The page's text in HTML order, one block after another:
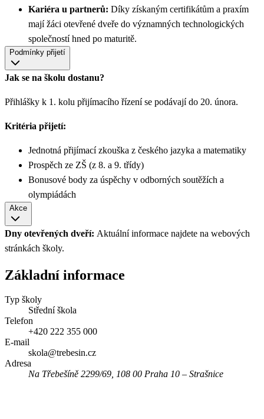
Kariéra u partnerů: Díky získaným certifikátům a praxím
mají žáci otevřené dveře do významných technologických
společností hned po maturitě.
Podmínky přijetí
Jak se na školu dostanu?
Přihlášky k 1. kolu přijímacího řízení se podávají do 20. února.
Kritéria přijetí:
Jednotná přijímací zkouška z českého jazyka a matematiky
Prospěch ze ZŠ (z 8. a 9. třídy)
Bonusové body za úspěchy v odborných soutěžích a
olympiádách
Akce
Dny otevřených dveří: Aktuální informace najdete na webových
stránkách školy.
Základní informace
Typ školy
Střední škola
Telefon
+420 222 355 000
E-mail
skola@trebesin.cz
Adresa
Na Třebešíně 2299/69, 108 00 Praha 10 – Strašnice